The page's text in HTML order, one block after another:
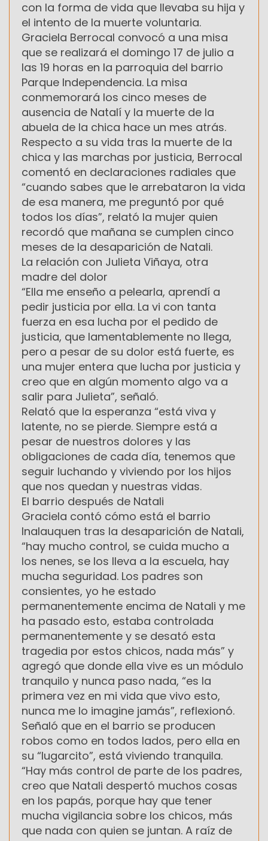
con la forma de vida que llevaba su hija y
el intento de la muerte voluntaria.
Graciela Berrocal convocó a una misa
que se realizará el domingo 17 de julio a
las 19 horas en la parroquia del barrio
Parque Independencia. La misa
conmemorará los cinco meses de
ausencia de Natalí y la muerte de la
abuela de la chica hace un mes atrás.
Respecto a su vida tras la muerte de la
chica y las marchas por justicia, Berrocal
comentó en declaraciones radiales que
“cuando sabes que le arrebataron la vida
de esa manera, me preguntó por qué
todos los días”, relató la mujer quien
recordó que mañana se cumplen cinco
meses de la desaparición de Natali.
La relación con Julieta Viñaya, otra
madre del dolor
“Ella me enseño a pelearla, aprendí a
pedir justicia por ella. La vi con tanta
fuerza en esa lucha por el pedido de
justicia, que lamentablemente no llega,
pero a pesar de su dolor está fuerte, es
una mujer entera que lucha por justicia y
creo que en algún momento algo va a
salir para Julieta”, señaló.
Relató que la esperanza “está viva y
latente, no se pierde. Siempre está a
pesar de nuestros dolores y las
obligaciones de cada día, tenemos que
seguir luchando y viviendo por los hijos
que nos quedan y nuestras vidas.
El barrio después de Natali
Graciela contó cómo está el barrio
Inalauquen tras la desaparición de Natali,
“hay mucho control, se cuida mucho a
los nenes, se los lleva a la escuela, hay
mucha seguridad. Los padres son
consientes, yo he estado
permanentemente encima de Natali y me
ha pasado esto, estaba controlada
permanentemente y se desató esta
tragedia por estos chicos, nada más” y
agregó que donde ella vive es un módulo
tranquilo y nunca paso nada, “es la
primera vez en mi vida que vivo esto,
nunca me lo imagine jamás”, reflexionó.
Señaló que en el barrio se producen
robos como en todos lados, pero ella en
su “lugarcito”, está viviendo tranquila.
“Hay más control de parte de los padres,
creo que Natali despertó muchos cosas
en los papás, porque hay que tener
mucha vigilancia sobre los chicos, más
que nada con quien se juntan. A raíz de